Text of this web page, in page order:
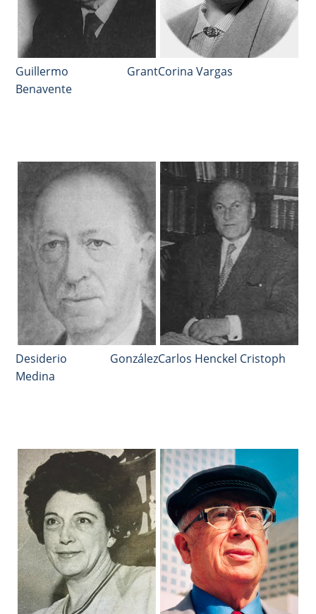
Guillermo Grant
Benavente
Corina Vargas
Desiderio González
Medina
Carlos Henckel Cristoph